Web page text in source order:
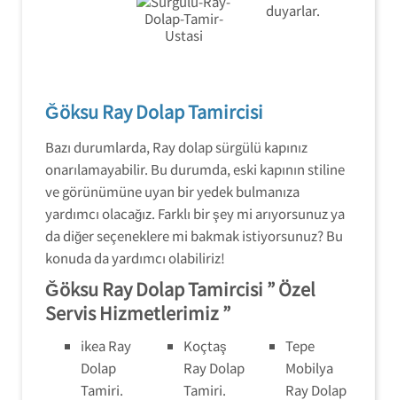
duyarlar.
Ğöksu Ray Dolap Tamircisi
Bazı durumlarda, Ray dolap sürgülü kapınız
onarılamayabilir. Bu durumda, eski kapının stiline
ve görünümüne uyan bir yedek bulmanıza
yardımcı olacağız. Farklı bir şey mi arıyorsunuz ya
da diğer seçeneklere mi bakmak istiyorsunuz? Bu
konuda da yardımcı olabiliriz!
Ğöksu Ray Dolap Tamircisi ” Özel
Servis Hizmetlerimiz ”
ikea Ray
Dolap
Tamiri.
Koçtaş
Ray Dolap
Tamiri.
Tepe
Mobilya
Ray Dolap